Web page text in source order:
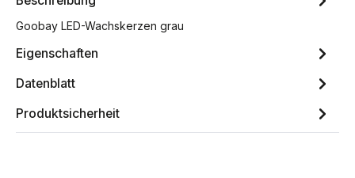
Goobay LED-Wachskerzen grau
Eigenschaften
Datenblatt
Produktsicherheit